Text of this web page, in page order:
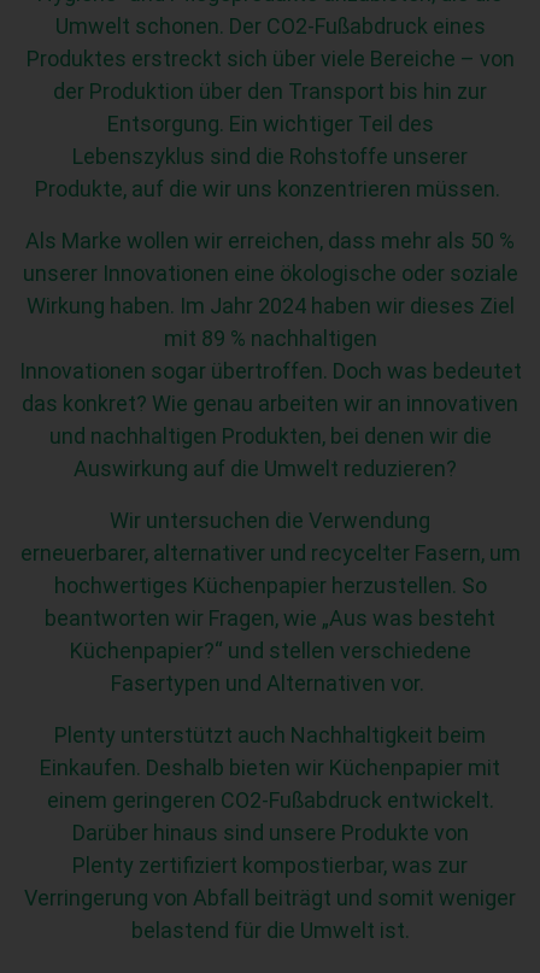
Umwelt schonen. Der CO2-Fußabdruck eines
Produktes erstreckt sich über viele Bereiche – von
der Produktion über den Transport bis hin zur
Entsorgung. Ein wichtiger Teil des
Lebenszyklus sind die Rohstoffe unserer
Produkte, auf die wir uns konzentrieren müssen.
Als Marke wollen wir erreichen, dass mehr als 50 %
unserer Innovationen eine ökologische oder soziale
Wirkung haben. Im Jahr 2024 haben wir dieses Ziel
mit 89 % nachhaltigen
Innovationen sogar übertroffen. Doch was bedeutet
das konkret? Wie genau arbeiten wir an innovativen
und nachhaltigen Produkten, bei denen wir die
Auswirkung auf die Umwelt reduzieren?
Wir untersuchen die Verwendung
erneuerbarer, alternativer und recycelter Fasern, um
hochwertiges Küchenpapier herzustellen. So
beantworten wir Fragen, wie „Aus was besteht
Küchenpapier?“ und stellen verschiedene
Fasertypen und Alternativen vor.
Plenty unterstützt auch Nachhaltigkeit beim
Einkaufen. Deshalb bieten wir Küchenpapier mit
einem geringeren CO2-Fußabdruck entwickelt.
Darüber hinaus sind unsere Produkte von
Plenty zertifiziert kompostierbar, was zur
Verringerung von Abfall beiträgt und somit weniger
belastend für die Umwelt ist.